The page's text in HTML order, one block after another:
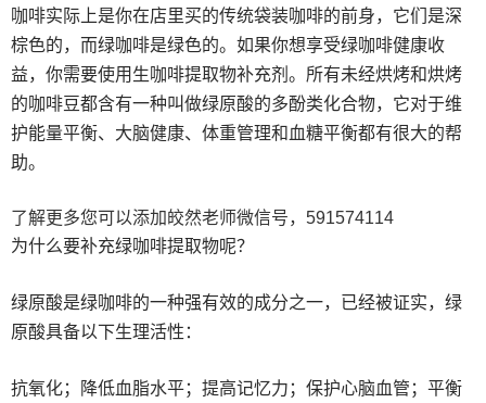
咖啡实际上是你在店里买的传统袋装咖啡的前身，它们是深
棕色的，而绿咖啡是绿色的。如果你想享受绿咖啡健康收
益，你需要使用生咖啡提取物补充剂。所有未经烘烤和烘烤
的咖啡豆都含有一种叫做绿原酸的多酚类化合物，它对于维
护能量平衡、大脑健康、体重管理和血糖平衡都有很大的帮
助。
了解更多您可以添加皎然老师微信号，591574114
为什么要补充绿咖啡提取物呢？
绿原酸是绿咖啡的一种强有效的成分之一，已经被证实，绿
原酸具备以下生理活性：
抗氧化；降低血脂水平；提高记忆力；保护心脑血管；平衡